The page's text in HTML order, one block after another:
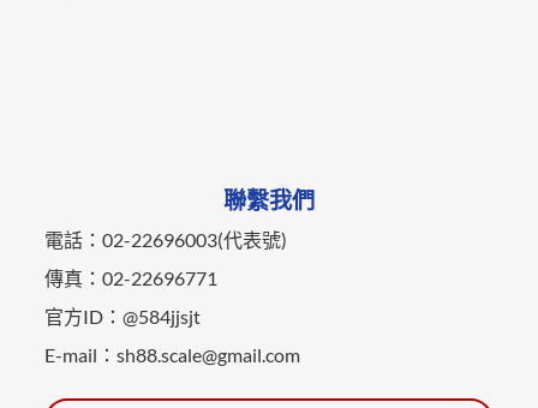
聯繫我們
電話：02-22696003(代表號)
傳真：02-22696771
官方ID：@584jjsjt
E-mail：sh88.scale@gmail.com